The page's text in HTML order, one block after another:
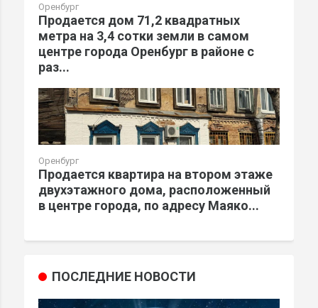
Оренбург
Продается дом 71,2 квадратных
метра на 3,4 сотки земли в самом
центре города Оренбург в районе с
раз...
Оренбург
Продается квартира на втором этаже
двухэтажного дома, расположенный
в центре города, по адресу Маяко...
ПОСЛЕДНИЕ НОВОСТИ